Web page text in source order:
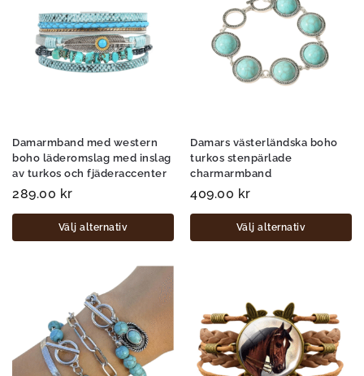
Damarmband med western
boho läderomslag med inslag
av turkos och fjäderaccenter
289.00 kr
Välj alternativ
Damars västerländska boho
turkos stenpärlade
charmarmband
409.00 kr
Välj alternativ